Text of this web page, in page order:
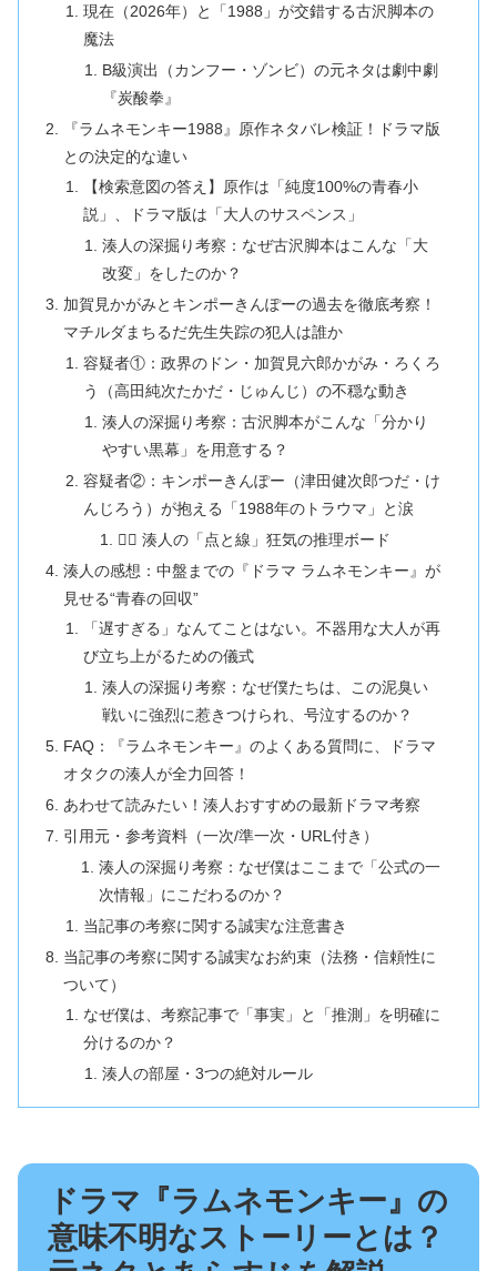
現在（2026年）と「1988」が交錯する古沢脚本の
魔法
B級演出（カンフー・ゾンビ）の元ネタは劇中劇
『炭酸拳』
『ラムネモンキー1988』原作ネタバレ検証！ドラマ版
との決定的な違い
【検索意図の答え】原作は「純度100%の青春小
説」、ドラマ版は「大人のサスペンス」
湊人の深掘り考察：なぜ古沢脚本はこんな「大
改変」をしたのか？
加賀見かがみとキンポーきんぽーの過去を徹底考察！
マチルダまちるだ先生失踪の犯人は誰か
容疑者①：政界のドン・加賀見六郎かがみ・ろくろ
う（高田純次たかだ・じゅんじ）の不穏な動き
湊人の深掘り考察：古沢脚本がこんな「分かり
やすい黒幕」を用意する？
容疑者②：キンポーきんぽー（津田健次郎つだ・け
んじろう）が抱える「1988年のトラウマ」と涙
🕵️‍♂️ 湊人の「点と線」狂気の推理ボード
湊人の感想：中盤までの『ドラマ ラムネモンキー』が
見せる“青春の回収”
「遅すぎる」なんてことはない。不器用な大人が再
び立ち上がるための儀式
湊人の深掘り考察：なぜ僕たちは、この泥臭い
戦いに強烈に惹きつけられ、号泣するのか？
FAQ：『ラムネモンキー』のよくある質問に、ドラマ
オタクの湊人が全力回答！
あわせて読みたい！湊人おすすめの最新ドラマ考察
引用元・参考資料（一次/準一次・URL付き）
湊人の深掘り考察：なぜ僕はここまで「公式の一
次情報」にこだわるのか？
当記事の考察に関する誠実な注意書き
当記事の考察に関する誠実なお約束（法務・信頼性に
ついて）
なぜ僕は、考察記事で「事実」と「推測」を明確に
分けるのか？
湊人の部屋・3つの絶対ルール
ドラマ『ラムネモンキー』の
意味不明なストーリーとは？